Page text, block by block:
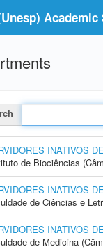
INATIVOS
de Biociências
INATIVOS
de Ciências e
INATIVOS
de Medicina